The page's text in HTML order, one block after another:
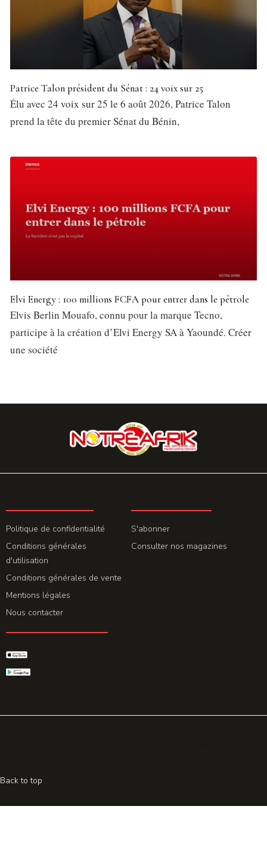
Patrice Talon président du Sénat : 24 voix sur 25
Élu avec 24 voix sur 25 le 6 août 2026, Patrice Talon
prend la tête du premier Sénat du Bénin,
Elvi Energy : 100 millions FCFA pour entrer dans le pétrole
Elvis Berlin Mouafo, connu pour la marque Tecno,
participe à la création d’Elvi Energy SA à Yaoundé. Créer
une société
Politique de confidentialité
Conditions générales
d'utilisation
Conditions générales de vente
Mentions légales
Nous contacter
S'abonner
Consulter nos magazines
Back to top